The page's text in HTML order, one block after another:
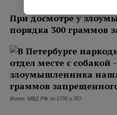
При досмотре у
порядка 300 граммов
Фото: МВД РФ по СПб и ЛО